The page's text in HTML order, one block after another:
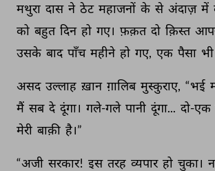
मथुरा दास ने ठेट महाजनों के से अंदाज़ में
को बहुत दिन हो गए। फ़क़त दो क़िस्त
उसके बाद पाँच महीने हो गए, एक पैसा भी
असद उल्लाह ख़ान ग़ालिब मुस्कुराए, “भई
मैं सब दे दूंगा। गले-गले पानी दूंगा... दो-एक
मेरी बाक़ी है।”
“अजी सरकार! इस तरह व्यपार हो चुका। न